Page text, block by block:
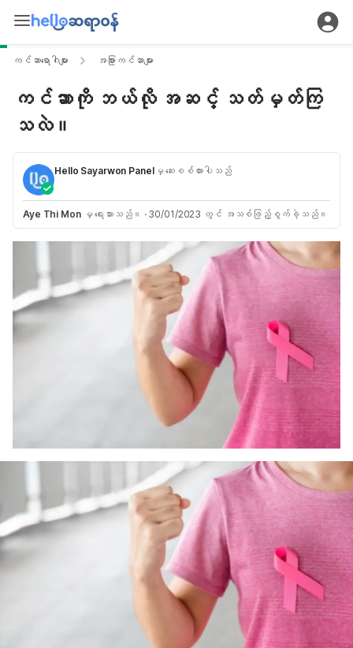
ကင်ဆာရောဂါများ အခြားကင်ဆာများ
ကင်ဆာကို ဘယ်လို အဆင့် သတ်မှတ်ကြ
သလဲ။
Hello Sayarwon Panelမှ ဆေးစစ်ထားပါသည်
Aye Thi Monမှ ရေးသားသည်။ · 30/01/2023 တွင် အသစ်ဖြည့်စွက်ခဲ့သည်။